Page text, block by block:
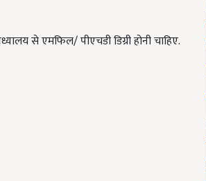
से एमफिल/ पीएचडी डिग्री होनी चाहिए.